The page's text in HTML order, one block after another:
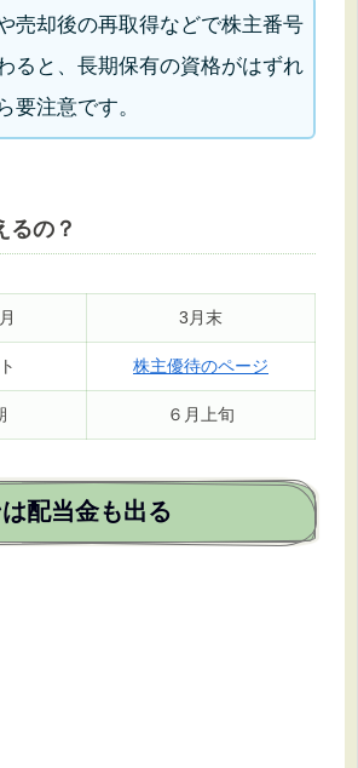
売却後の再取得などで株主番号
ると、長期保有の資格がはずれ
要注意です。
るの？
3月末
株主優待のページ
６月上旬
配当金も出る